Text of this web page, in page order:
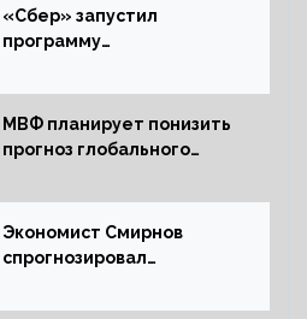
«Сбер» запустил
программу
ипотечных займов
МВФ планирует понизить
прогноз глобального
следующем отчете
Экономист Смирнов
спрогнозировал
авиабилетов в России